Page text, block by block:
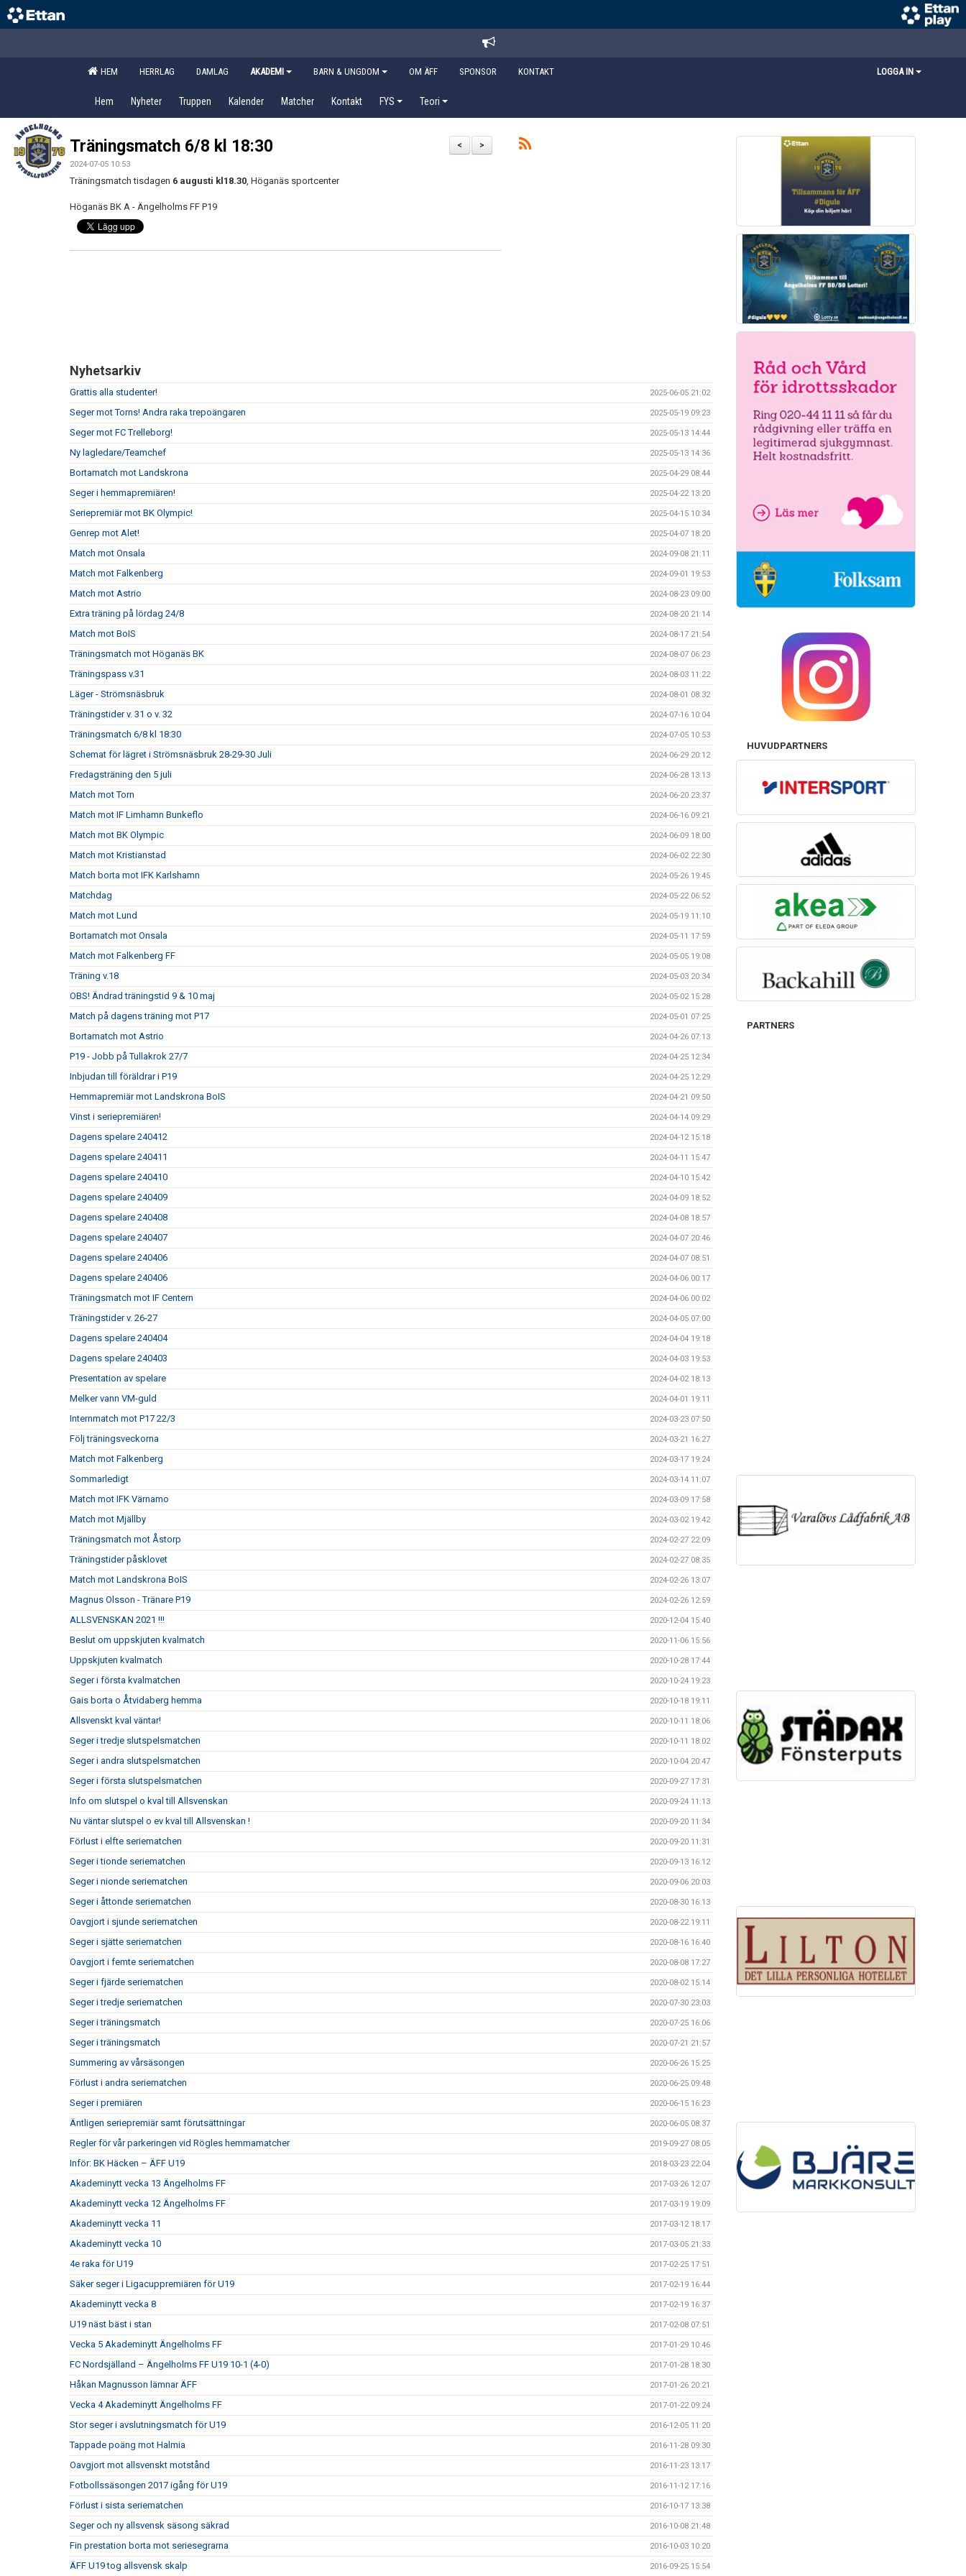
HEM HERRLAG DAMLAG AKADEMI BARN & UNGDOM OM ÄFF SPONSOR KONTAKT LOGGA IN
Hem Nyheter Truppen Kalender Matcher Kontakt FYS Teori
>
<
Träningsmatch 6/8 kl 18:30
2024-07-05 10:53
Träningsmatch tisdagen 6 augusti kl18.30, Höganäs sportcenter
Höganäs BK A - Ängelholms FF P19
Nyhetsarkiv
Grattis alla studenter! 2025-06-05 21:02
Seger mot Torns! Andra raka trepoängaren 2025-05-19 09:23
Seger mot FC Trelleborg! 2025-05-13 14:44
Ny lagledare/Teamchef 2025-05-13 14:36
Bortamatch mot Landskrona 2025-04-29 08:44
Seger i hemmapremiären! 2025-04-22 13:20
Seriepremiär mot BK Olympic! 2025-04-15 10:34
Genrep mot Alet! 2025-04-07 18:20
Match mot Onsala 2024-09-08 21:11
Match mot Falkenberg 2024-09-01 19:53
Match mot Astrio 2024-08-23 09:00
Extra träning på lördag 24/8 2024-08-20 21:14
Match mot BoIS 2024-08-17 21:54
Träningsmatch mot Höganäs BK 2024-08-07 06:23
Träningspass v.31 2024-08-03 11:22
Läger - Strömsnäsbruk 2024-08-01 08:32
Träningstider v. 31 o v. 32 2024-07-16 10:04
Träningsmatch 6/8 kl 18:30 2024-07-05 10:53
Schemat för lägret i Strömsnäsbruk 28-29-30 Juli 2024-06-29 20:12
Fredagsträning den 5 juli 2024-06-28 13:13
Match mot Torn 2024-06-20 23:37
Match mot IF Limhamn Bunkeflo 2024-06-16 09:21
Match mot BK Olympic 2024-06-09 18:00
Match mot Kristianstad 2024-06-02 22:30
Match borta mot IFK Karlshamn 2024-05-26 19:45
Matchdag 2024-05-22 06:52
Match mot Lund 2024-05-19 11:10
Bortamatch mot Onsala 2024-05-11 17:59
Match mot Falkenberg FF 2024-05-05 19:08
Träning v.18 2024-05-03 20:34
OBS! Ändrad träningstid 9 & 10 maj 2024-05-02 15:28
Match på dagens träning mot P17 2024-05-01 07:25
Bortamatch mot Astrio 2024-04-26 07:13
P19 - Jobb på Tullakrok 27/7 2024-04-25 12:34
Inbjudan till föräldrar i P19 2024-04-25 12:29
Hemmapremiär mot Landskrona BoIS 2024-04-21 09:50
Vinst i seriepremiären! 2024-04-14 09:29
Dagens spelare 240412 2024-04-12 15:18
Dagens spelare 240411 2024-04-11 15:47
Dagens spelare 240410 2024-04-10 15:42
Dagens spelare 240409 2024-04-09 18:52
Dagens spelare 240408 2024-04-08 18:57
Dagens spelare 240407 2024-04-07 20:46
Dagens spelare 240406 2024-04-07 08:51
Dagens spelare 240406 2024-04-06 00:17
Träningsmatch mot IF Centern 2024-04-06 00:02
Träningstider v. 26-27 2024-04-05 07:00
Dagens spelare 240404 2024-04-04 19:18
Dagens spelare 240403 2024-04-03 19:53
Presentation av spelare 2024-04-02 18:13
Melker vann VM-guld 2024-04-01 19:11
Internmatch mot P17 22/3 2024-03-23 07:50
Följ träningsveckorna 2024-03-21 16:27
Match mot Falkenberg 2024-03-17 19:24
Sommarledigt 2024-03-14 11:07
Match mot IFK Värnamo 2024-03-09 17:58
Match mot Mjällby 2024-03-02 19:42
Träningsmatch mot Åstorp 2024-02-27 22:09
Träningstider påsklovet 2024-02-27 08:35
Match mot Landskrona BoIS 2024-02-26 13:07
Magnus Olsson - Tränare P19 2024-02-26 12:59
ALLSVENSKAN 2021 !!! 2020-12-04 15:40
Beslut om uppskjuten kvalmatch 2020-11-06 15:56
Uppskjuten kvalmatch 2020-10-28 17:44
Seger i första kvalmatchen 2020-10-24 19:23
Gais borta o Åtvidaberg hemma 2020-10-18 19:11
Allsvenskt kval väntar! 2020-10-11 18:06
Seger i tredje slutspelsmatchen 2020-10-11 18:02
Seger i andra slutspelsmatchen 2020-10-04 20:47
Seger i första slutspelsmatchen 2020-09-27 17:31
Info om slutspel o kval till Allsvenskan 2020-09-24 11:13
Nu väntar slutspel o ev kval till Allsvenskan ! 2020-09-20 11:34
Förlust i elfte seriematchen 2020-09-20 11:31
Seger i tionde seriematchen 2020-09-13 16:12
Seger i nionde seriematchen 2020-09-06 20:03
Seger i åttonde seriematchen 2020-08-30 16:13
Oavgjort i sjunde seriematchen 2020-08-22 19:11
Seger i sjätte seriematchen 2020-08-16 16:40
Oavgjort i femte seriematchen 2020-08-08 17:27
Seger i fjärde seriematchen 2020-08-02 15:14
Seger i tredje seriematchen 2020-07-30 23:03
Seger i träningsmatch 2020-07-25 16:06
Seger i träningsmatch 2020-07-21 21:57
Summering av vårsäsongen 2020-06-26 15:25
Förlust i andra seriematchen 2020-06-25 09:48
Seger i premiären 2020-06-15 16:23
Äntligen seriepremiär samt förutsättningar 2020-06-05 08:37
Regler för vår parkeringen vid Rögles hemmamatcher 2019-09-27 08:05
Inför: BK Häcken – ÄFF U19 2018-03-23 22:04
Akademinytt vecka 13 Ängelholms FF 2017-03-26 12:07
Akademinytt vecka 12 Ängelholms FF 2017-03-19 19:09
Akademinytt vecka 11 2017-03-12 18:17
Akademinytt vecka 10 2017-03-05 21:33
4e raka för U19 2017-02-25 17:51
Säker seger i Ligacuppremiären för U19 2017-02-19 16:44
Akademinytt vecka 8 2017-02-19 16:37
U19 näst bäst i stan 2017-02-08 07:51
Vecka 5 Akademinytt Ängelholms FF 2017-01-29 10:46
FC Nordsjälland – Ängelholms FF U19 10-1 (4-0) 2017-01-28 18:30
Håkan Magnusson lämnar ÄFF 2017-01-26 20:21
Vecka 4 Akademinytt Ängelholms FF 2017-01-22 09:24
Stor seger i avslutningsmatch för U19 2016-12-05 11:20
Tappade poäng mot Halmia 2016-11-28 09:30
Oavgjort mot allsvenskt motstånd 2016-11-23 13:17
Fotbollssäsongen 2017 igång för U19 2016-11-12 17:16
Förlust i sista seriematchen 2016-10-17 13:38
Seger och ny allsvensk säsong säkrad 2016-10-08 21:48
Fin prestation borta mot seriesegrarna 2016-10-03 10:20
ÄFF U19 tog allsvensk skalp 2016-09-25 15:54
HUVUDPARTNERS
PARTNERS